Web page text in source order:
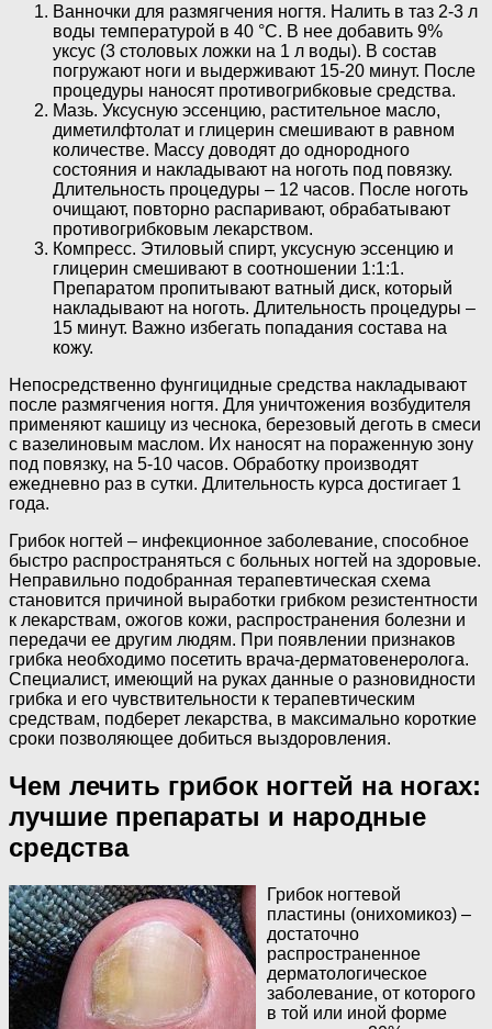
Ванночки для размягчения ногтя. Налить в таз 2-3 л
воды температурой в 40 °C. В нее добавить 9%
уксус (3 столовых ложки на 1 л воды). В состав
погружают ноги и выдерживают 15-20 минут. После
процедуры наносят противогрибковые средства.
Мазь. Уксусную эссенцию, растительное масло,
диметилфтолат и глицерин смешивают в равном
количестве. Массу доводят до однородного
состояния и накладывают на ноготь под повязку.
Длительность процедуры – 12 часов. После ноготь
очищают, повторно распаривают, обрабатывают
противогрибковым лекарством.
Компресс. Этиловый спирт, уксусную эссенцию и
глицерин смешивают в соотношении 1:1:1.
Препаратом пропитывают ватный диск, который
накладывают на ноготь. Длительность процедуры –
15 минут. Важно избегать попадания состава на
кожу.
Непосредственно фунгицидные средства накладывают
после размягчения ногтя. Для уничтожения возбудителя
применяют кашицу из чеснока, березовый деготь в смеси
с вазелиновым маслом. Их наносят на пораженную зону
под повязку, на 5-10 часов. Обработку производят
ежедневно раз в сутки. Длительность курса достигает 1
года.
Грибок ногтей – инфекционное заболевание, способное
быстро распространяться с больных ногтей на здоровые.
Неправильно подобранная терапевтическая схема
становится причиной выработки грибком резистентности
к лекарствам, ожогов кожи, распространения болезни и
передачи ее другим людям. При появлении признаков
грибка необходимо посетить врача-дерматовенеролога.
Специалист, имеющий на руках данные о разновидности
грибка и его чувствительности к терапевтическим
средствам, подберет лекарства, в максимально короткие
сроки позволяющее добиться выздоровления.
Чем лечить грибок ногтей на ногах:
лучшие препараты и народные
средства
Грибок ногтевой
пластины (онихомикоз) –
достаточно
распространенное
дерматологическое
заболевание, от которого
в той или иной форме